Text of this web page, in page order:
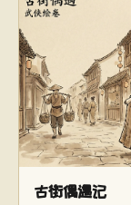
古街偶遇记